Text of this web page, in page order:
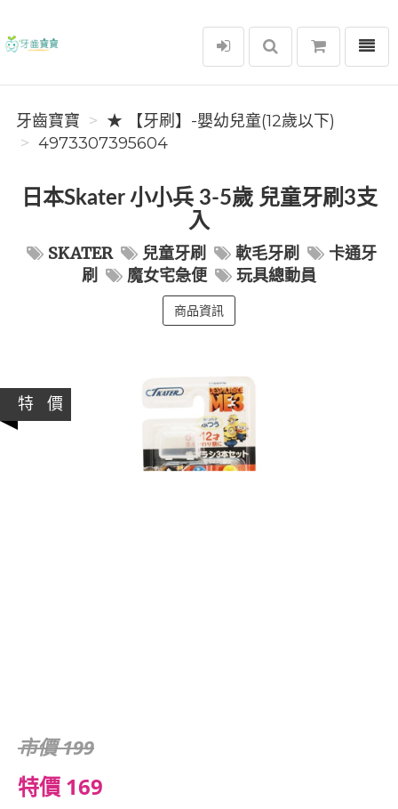
牙齒寶寶
選單
牙齒寶寶
★ 【牙刷】-嬰幼兒童(12歲以下)
4973307395604
日本Skater 小小兵 3-5歲 兒童牙刷3支
入
SKATER 兒童牙刷 軟毛牙刷
卡通牙
刷
魔女宅急便 玩具總動員
商品資訊
特 價
市價 199
特價 169